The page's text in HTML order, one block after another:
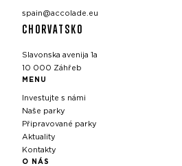
spain@accolade.eu
CHORVATSKO
Slavonska avenija 1a
10 000 Záhřeb
MENU
Investujte s námi
Naše parky
Připravované parky
Aktuality
Kontakty
O NÁS